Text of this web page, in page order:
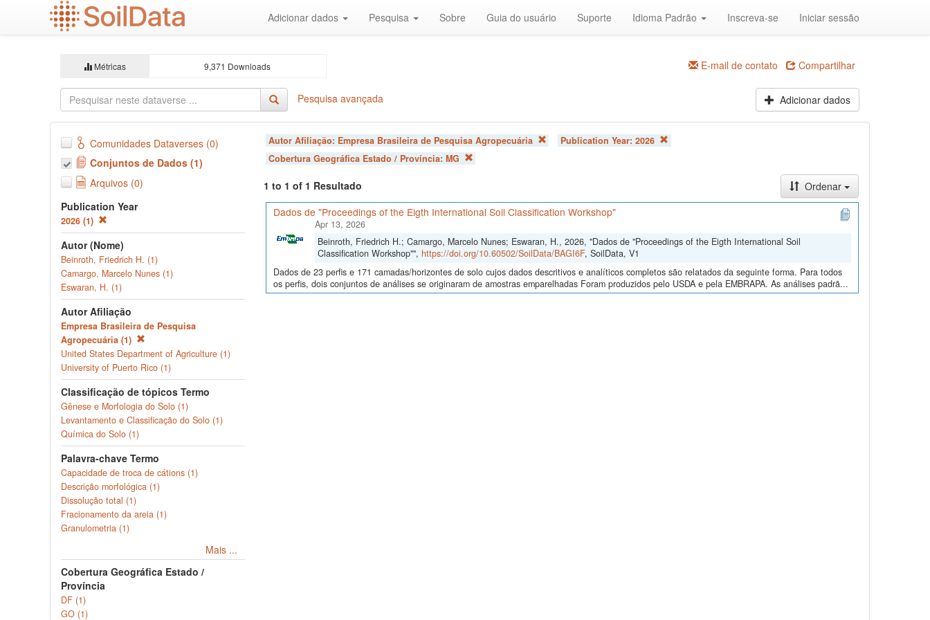
Adicionar dados Pesquisa Sobre Guia do usuário Suporte Idioma Padrão Inscreva-se Iniciar sessão
Métricas 9,371 Downloads E-mail de contato Compartilhar
Pesquisa avançada Adicionar dados
Comunidades Dataverses (0)
Conjuntos de Dados (1)
Arquivos (0)
Publication Year
2026 (1)
Autor (Nome)
Beinroth, Friedrich H. (1)
Camargo, Marcelo Nunes (1)
Eswaran, H. (1)
Autor Afiliação
Empresa Brasileira de Pesquisa
Agropecuária (1)
United States Department of Agriculture (1)
University of Puerto Rico (1)
Classificação de tópicos Termo
Gênese e Morfologia do Solo (1)
Levantamento e Classificação do Solo (1)
Química do Solo (1)
Palavra-chave Termo
Capacidade de troca de cátions (1)
Descrição morfológica (1)
Dissolução total (1)
Fracionamento da areia (1)
Granulometria (1)
Mais ...
Cobertura Geográfica Estado /
Província
DF (1)
GO (1)
Autor Afiliação: Empresa Brasileira de Pesquisa Agropecuária Publication Year: 2026
Cobertura Geográfica Estado / Província: MG
1 to 1 of 1 Resultado
Ordenar
Dados de "Proceedings of the Eigth International Soil Classification Workshop"
Apr 13, 2026
Beinroth, Friedrich H.; Camargo, Marcelo Nunes; Eswaran, H., 2026, "Dados de "Proceedings of the Eigth International Soil
Classification Workshop"", https://doi.org/10.60502/SoilData/BAGI6F, SoilData, V1
Dados de 23 perfis e 171 camadas/horizontes de solo cujos dados descritivos e analíticos completos são relatados da seguinte forma. Para todos
os perfis, dois conjuntos de análises se originaram de amostras emparelhadas Foram produzidos pelo USDA e pela EMBRAPA. As análises padrã...